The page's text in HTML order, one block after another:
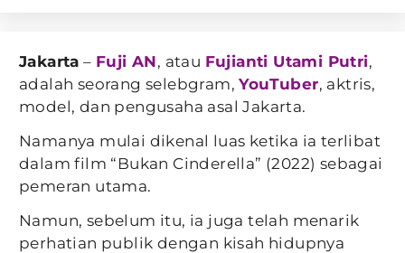
Jakarta – Fuji AN, atau Fujianti Utami Putri,
adalah seorang selebgram,YouTuber, aktris,
model, dan pengusaha asal Jakarta.
Namanya mulai dikenal luas ketika ia terlibat
dalam film “Bukan Cinderella” (2022) sebagai
pemeran utama.
Namun, sebelum itu, ia juga telah menarik
perhatian publik dengan kisah hidupnya